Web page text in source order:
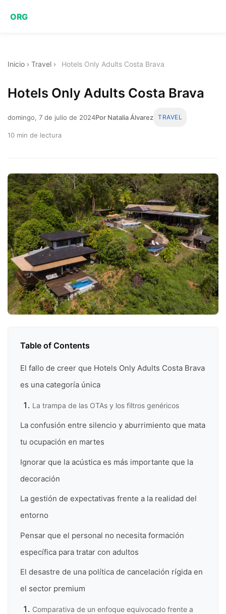
ORG
Inicio › Travel › Hotels Only Adults Costa Brava
Hotels Only Adults Costa Brava
domingo, 7 de julio de 2024Por Natalia Álvarez TRAVEL
10 min de lectura
Table of Contents
El fallo de creer que Hotels Only Adults Costa Brava
es una categoría única
La trampa de las OTAs y los filtros genéricos
La confusión entre silencio y aburrimiento que mata
tu ocupación en martes
Ignorar que la acústica es más importante que la
decoración
La gestión de expectativas frente a la realidad del
entorno
Pensar que el personal no necesita formación
específica para tratar con adultos
El desastre de una política de cancelación rígida en
el sector premium
Comparativa de un enfoque equivocado frente a